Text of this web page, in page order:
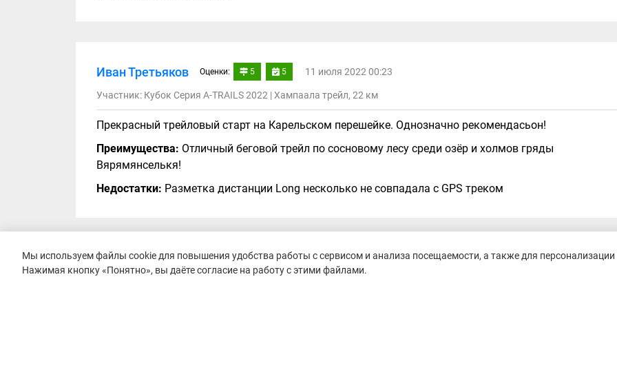
Иван Третьяков Оценки: 5 5 11 июля 2022 00:23
Участник: Кубок Серия A-TRAILS 2022 | Хампаала трейл, 22 км
Прекрасный трейловый старт на Карельском перешейке. Однозначно рекомендасьон!
Преимущества: Отличный беговой трейл по сосновому лесу среди озёр и холмов гряды
Вярямянселькя!
Недостатки: Разметка дистанции Long несколько не совпадала с GPS треком
Алексей Устинов Оценки: 5 5 19 февраля 2019 18:35
Мы используем файлы cookie для повышения удобства работы с сервисом и анализа посещаемости, а также для персонализации
Нажимая кнопку «Понятно», вы даёте согласие на работу с этими файлами.